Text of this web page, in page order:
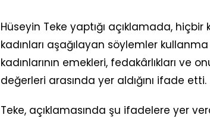
Hüseyin Teke yaptığı açıklamada,
kadınları aşağılayan söylemler
kadınlarının emekleri, fedakârlıkları ve
değerleri arasında yer aldığını ifade etti.
Teke, açıklamasında şu ifadelere yer